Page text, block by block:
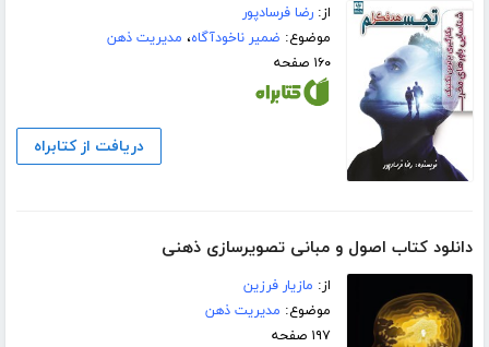
از:رضا فرسادپور
موضوع: ضمیر ناخودآگاه، مدیریت ذهن
۱۶۰ صفحه
دریافت از کتابراه
دانلود کتاب اصول و مبانی تصویرسازی ذهنی
از: مازیار فرزین
موضوع: مدیریت ذهن
۱۹۷ صفحه